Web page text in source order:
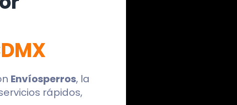
Envíosperros, la
rápidos,